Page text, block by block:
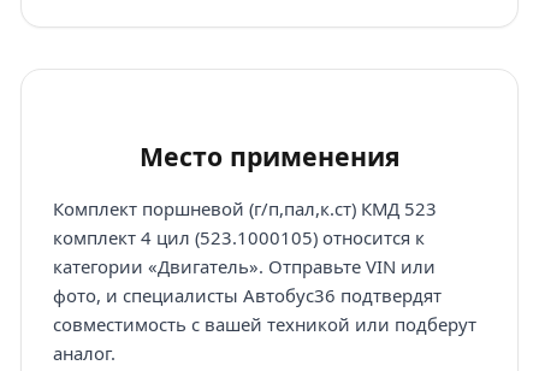
Место применения
Комплект поршневой (г/п,пал,к.ст) КМД 523
комплект 4 цил (523.1000105) относится к
категории «Двигатель». Отправьте VIN или
фото, и специалисты Автобус36 подтвердят
совместимость с вашей техникой или подберут
аналог.